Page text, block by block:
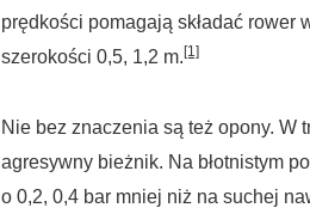
prędkości pomagają składać rower
szerokości 0,5, 1,2 m. [1]
Nie bez znaczenia są też opony. W
agresywny bieżnik. Na błotnistym
o 0,2, 0,4 bar mniej niż na suchej